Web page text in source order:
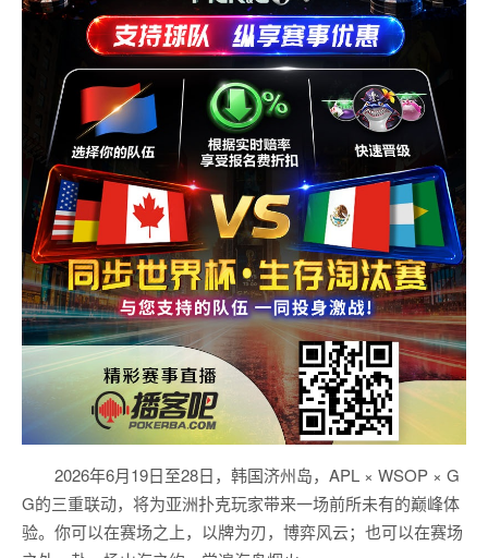
2026年6月19日至28日，韩国济州岛，APL × WSOP × G
G的三重联动，将为亚洲扑克玩家带来一场前所未有的巅峰体
验。 你可以在赛场之上，以牌为刃，博弈风云；也可以在赛场